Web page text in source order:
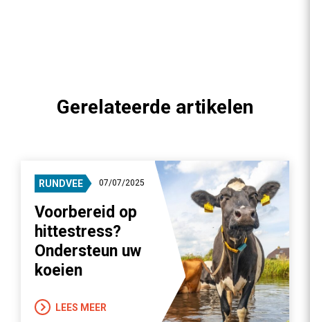
Gerelateerde artikelen
RUNDVEE 07/07/2025
Voorbereid op
hittestress?
Ondersteun uw
koeien
LEES MEER